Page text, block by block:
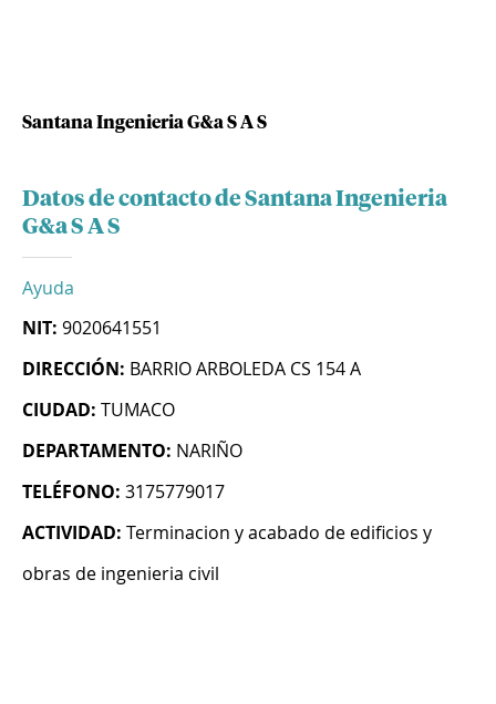
Santana Ingenieria G&a S A S
Datos de contacto de Santana Ingenieria
G&a S A S
Ayuda
NIT: 9020641551
DIRECCIÓN: BARRIO ARBOLEDA CS 154 A
CIUDAD: TUMACO
DEPARTAMENTO: NARIÑO
TELÉFONO: 3175779017
ACTIVIDAD: Terminacion y acabado de edificios y
obras de ingenieria civil